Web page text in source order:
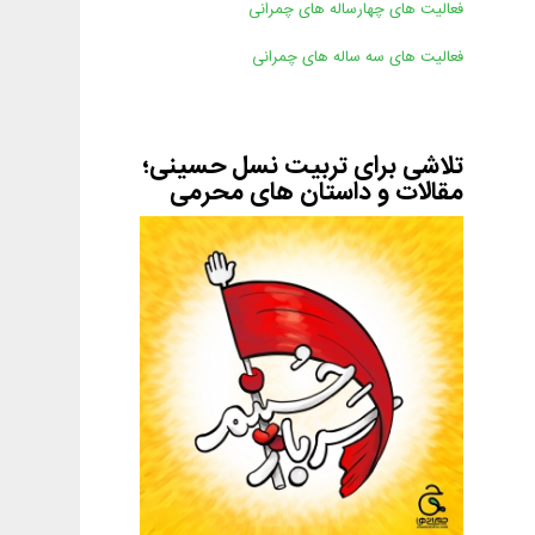
فعالیت های چهارساله های چمرانی
فعالیت های سه ساله های چمرانی
تلاشی برای تربیت نسل حسینی؛
مقالات و داستان های محرمی